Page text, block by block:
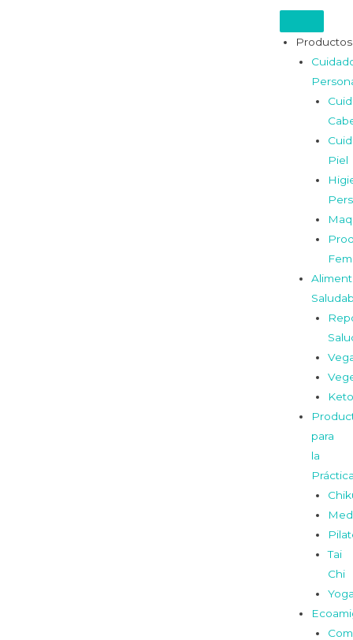
Productos
Piel
Keto
para
la
Tai
Chi